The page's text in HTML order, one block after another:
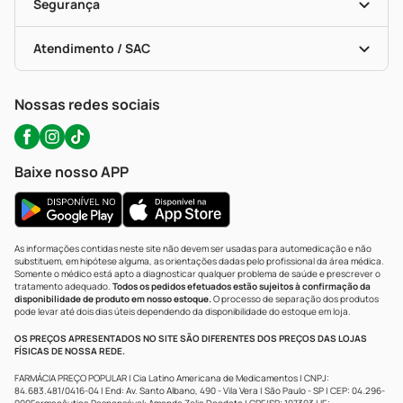
Troca E Devolução
Bulas De A A Z
Políticas De Marketplace
Testes Rápidos
Autoteste Covid-19
Segurança
Portal Da Privacidade
Atendimento / SAC
Nossas redes sociais
Baixe nosso APP
As informações contidas neste site não devem ser usadas para automedicação e não
substituem, em hipótese alguma, as orientações dadas pelo profissional da área médica.
Somente o médico está apto a diagnosticar qualquer problema de saúde e prescrever o
tratamento adequado. Todos os pedidos efetuados estão sujeitos à confirmação da
disponibilidade de produto em nosso estoque.O processo de separação dos produtos
pode levar até dois dias úteis dependendo da disponibilidade do estoque em loja.
OS PREÇOS APRESENTADOS NO SITE SÃO DIFERENTES DOS PREÇOS DAS LOJAS
FÍSICAS DE NOSSA REDE.
FARMÁCIA PREÇO POPULAR | Cia Latino Americana de Medicamentos | CNPJ:
84.683.481/0416-04 | End: Av. Santo Albano, 490 - Vila Vera | São Paulo - SP | CEP: 04.296-